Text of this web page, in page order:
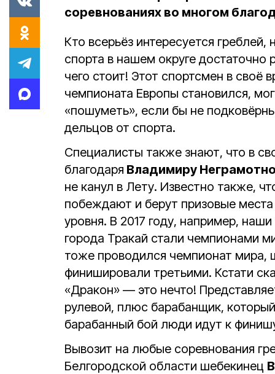
соревнованиях во многом
Кто всерьёз интересуется
спорта в нашем округе достаточно
чего стоит! Этот спортсмен в своё
чемпионата Европы становился,
«пошуметь», если бы не
дельцов от спорта.
Специалисты также знают, что в
благодаря Владимиру
не канул в Лету. Известно также,
побеждают и берут призовые
уровня. В 2017 году, например,
города Тракай стали чемпионами
тоже проводился чемпионат мира,
финишировали третьими. Кстати
«Дракон» — это нечто!
рулевой, плюс барабанщик,
барабанный бой люди идут к
Вывозит на любые соревнования
Белгородской области шебекинец